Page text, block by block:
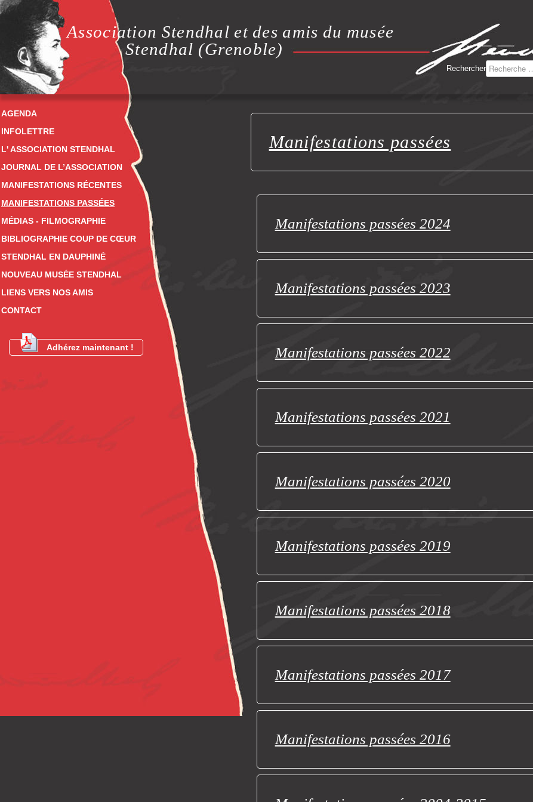
Association Stendhal et des amis du musée
Stendhal (Grenoble)
Rechercher
AGENDA
INFOLETTRE
L' ASSOCIATION STENDHAL
JOURNAL DE L’ASSOCIATION
MANIFESTATIONS RÉCENTES
MANIFESTATIONS PASSÉES
MÉDIAS - FILMOGRAPHIE
BIBLIOGRAPHIE COUP DE CŒUR
STENDHAL EN DAUPHINÉ
NOUVEAU MUSÉE STENDHAL
LIENS VERS NOS AMIS
CONTACT
Adhérez maintenant !
Manifestations passées
Manifestations passées 2024
Manifestations passées 2023
Manifestations passées 2022
Manifestations passées 2021
Manifestations passées 2020
Manifestations passées 2019
Manifestations passées 2018
Manifestations passées 2017
Manifestations passées 2016